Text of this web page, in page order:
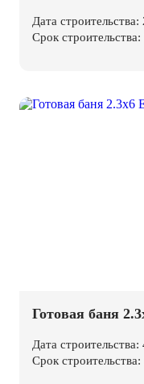
Дата
Срок
Готовая баня
Дата
Срок